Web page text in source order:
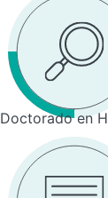
Doctorado en